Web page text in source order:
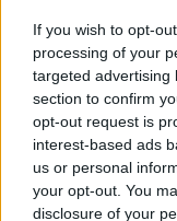
If you wish to opt-
processing of your
targeted advertising
section to confirm
opt-out request is
interest-based ads
us or personal
your opt-out. You
disclosure of your